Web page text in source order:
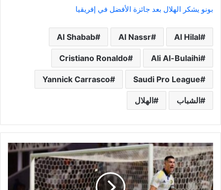
بونو يشكر الهلال بعد جائزة الأفضل في إفريقيا
Al Hilal
Al Nassr
Al Shabab
Ali Al-Bulaihi
Cristiano Ronaldo
Saudi Pro League
Yannick Carrasco
الشباب الهلال
ماذا
يفضل
النصر
عـــ